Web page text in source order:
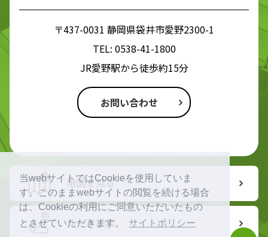
当webサイトではCookieを使用していま
す。このままwebサイトの閲覧を続ける場合
は、Cookieの利用にご同意いただいたもの
とさせていただきます。
サイトポリシー
〒437-0031 静岡県袋井市愛野2300-1
TEL: 0538-41-1800
JR愛野駅から徒歩約15分
お問い合わせ
地図を見る
ルート検索